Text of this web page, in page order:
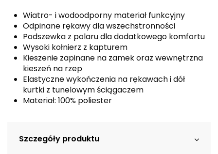
Wiatro- i wodoodporny materiał funkcyjny
Odpinane rękawy dla wszechstronności
Podszewka z polaru dla dodatkowego komfortu
Wysoki kołnierz z kapturem
Kieszenie zapinane na zamek oraz wewnętrzna
kieszeń na rzep
Elastyczne wykończenia na rękawach i dół
kurtki z tunelowym ściągaczem
Materiał: 100% poliester
Szczegóły produktu